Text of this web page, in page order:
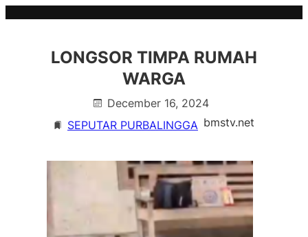
LONGSOR TIMPA RUMAH
WARGA
December 16, 2024
SEPUTAR PURBALINGGA bmstv.net